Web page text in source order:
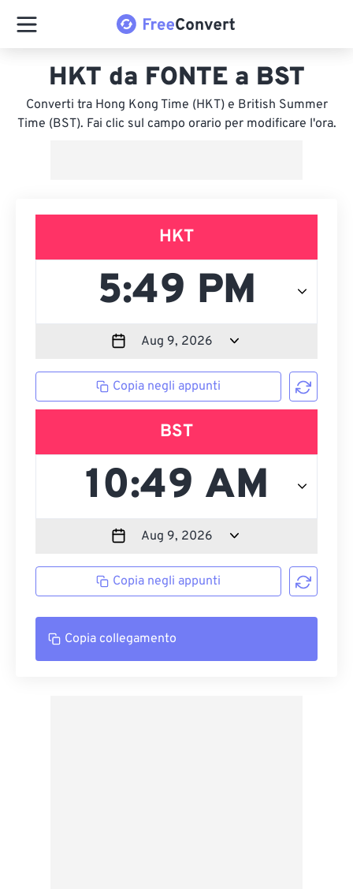
HKT da FONTE a BST
Converti tra Hong Kong Time (HKT) e British Summer
Time (BST). Fai clic sul campo orario per modificare l'ora.
HKT
Copia negli appunti
BST
Copia negli appunti
Copia collegamento